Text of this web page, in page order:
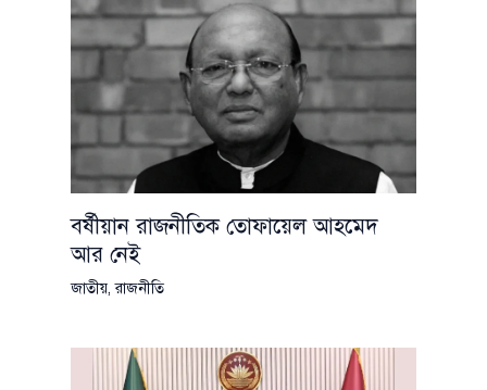
বর্ষীয়ান রাজনীতিক তোফায়েল আহমেদ
আর নেই
জাতীয়,রাজনীতি